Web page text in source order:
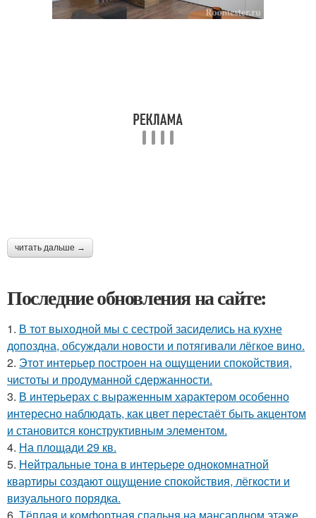
читать дальше →
Последние обновления на сайте:
1. В тот выходной мы с сестрой засиделись на кухне
допоздна, обсуждали новости и потягивали лёгкое вино.
2. Этот интерьер построен на ощущении спокойствия,
чистоты и продуманной сдержанности.
3. В интерьерах с выраженным характером особенно
интересно наблюдать, как цвет перестаёт быть акцентом
и становится конструктивным элементом.
4. На площади 29 кв.
5. Нейтральные тона в интерьере однокомнатной
квартиры создают ощущение спокойствия, лёгкости и
визуального порядка.